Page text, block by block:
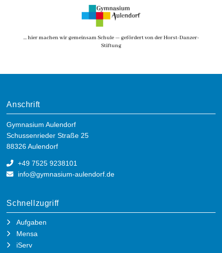
… hier machen wir gemeinsam Schule — gefördert von der Horst-Danzer-
Stiftung
Anschrift
Gymnasium Aulendorf
Schussenrieder Straße 25
88326 Aulendorf
+49 7525 9238101
info@gymnasium-aulendorf.de
Schnellzugriff
Aufgaben
Mensa
iServ